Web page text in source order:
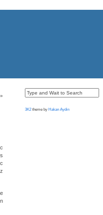
»
3K2 theme by Hakan Aydin